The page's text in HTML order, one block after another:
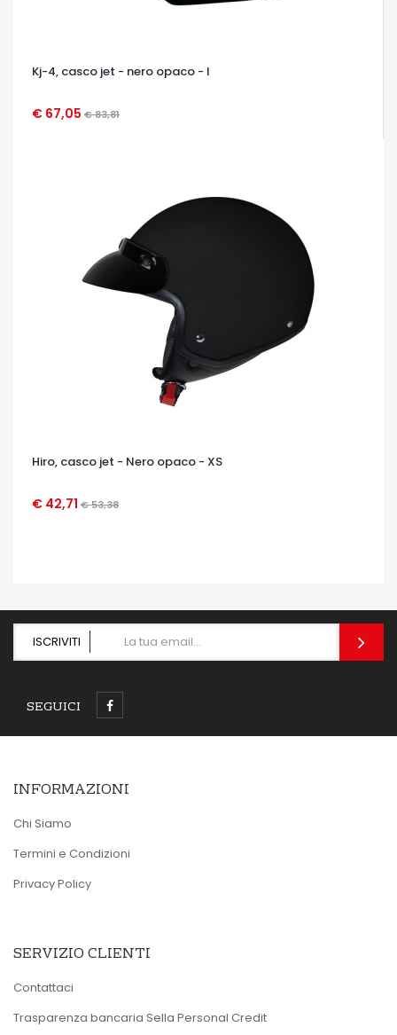
Kj-4, casco jet - nero opaco - l
€ 67,05 € 83,81
OCCHIATA VELOCE
Hiro, casco jet - Nero opaco - XS
€ 42,71 € 53,38
OCCHIATA VELOCE
ISCRIVITI
SEGUICI
INFORMAZIONI
Chi Siamo
Termini e Condizioni
Privacy Policy
SERVIZIO CLIENTI
Contattaci
Trasparenza bancaria Sella Personal Credit